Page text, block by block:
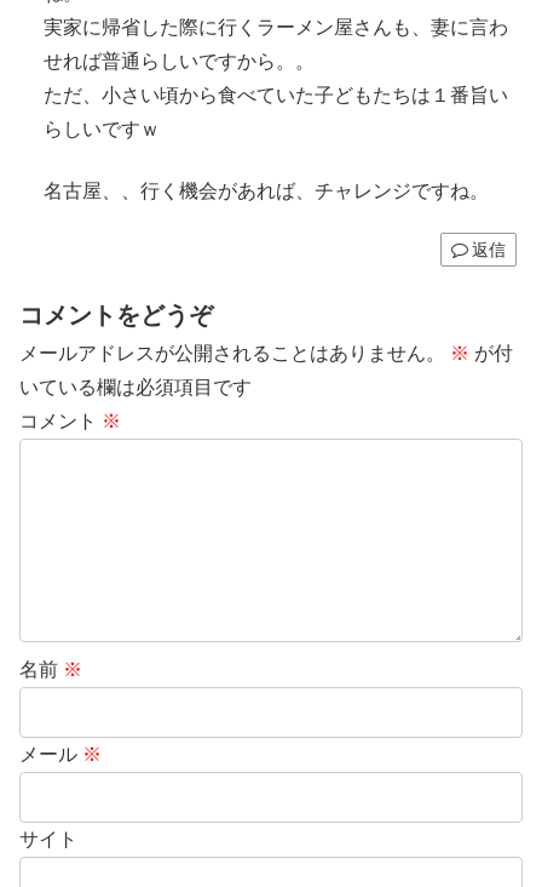
実家に帰省した際に行くラーメン屋さんも、妻に言わ
せれば普通らしいですから。。
ただ、小さい頃から食べていた子どもたちは１番旨い
らしいですｗ
名古屋、、行く機会があれば、チャレンジですね。
返信
コメントをどうぞ
メールアドレスが公開されることはありません。 ※ が付
いている欄は必須項目です
コメント ※
名前 ※
メール ※
サイト